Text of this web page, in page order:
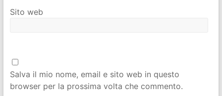
Sito web
Salva il mio nome, email e sito web in questo
browser per la prossima volta che commento.